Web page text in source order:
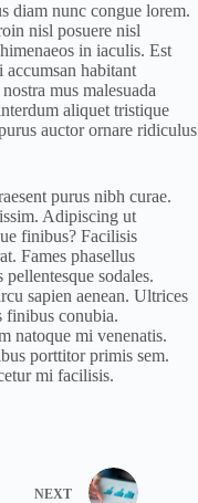
diam nunc congue lorem.
nisl posuere nisl
in iaculis. Est
habitant
mus malesuada
aliquet tristique
auctor ornare ridiculus
purus nibh curae.
Adipiscing ut
finibus? Facilisis
Fames phasellus
sodales.
sapien aenean. Ultrices
finibus conubia.
natoque mi venenatis.
porttitor primis sem.
mi facilisis.
NEXT